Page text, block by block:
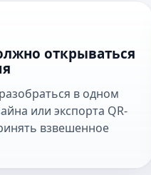
открываться
в одном
или экспорта QR-
взвешенное